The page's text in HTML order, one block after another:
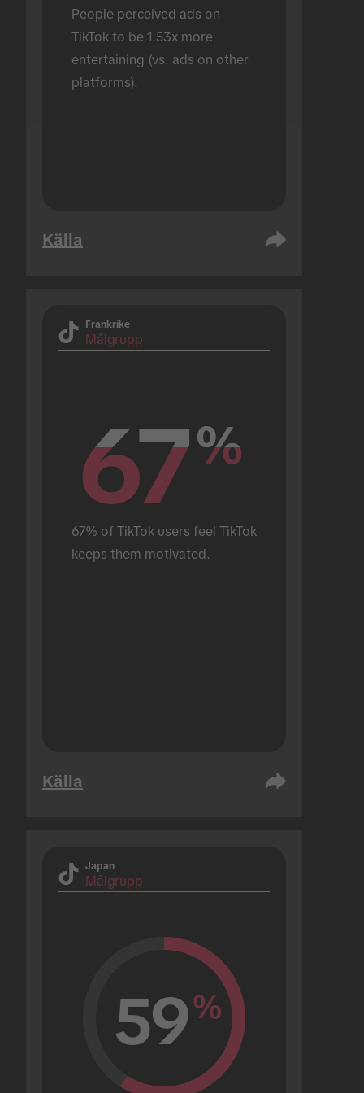
People perceived ads on
TikTok to be 1.53x more
entertaining (vs. ads on other
platforms).
Källa
Frankrike
Målgrupp
67%
67%
67% of TikTok users feel TikTok
keeps them motivated.
Källa
Japan
Målgrupp
59%